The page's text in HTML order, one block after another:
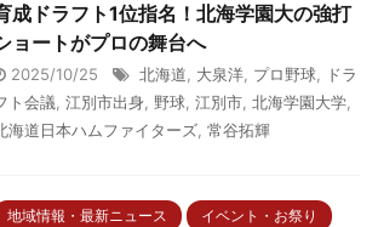
成ドラフト1位指名！北海学園大の強打
ョートがプロの舞台へ
2025/10/25 北海道, 大泉洋, プロ野球, ドラ
ト会議, 江別市出身, 野球, 江別市, 北海学園大学,
海道日本ハムファイターズ, 常谷拓輝
地域情報・最新ニュース イベント・お祭り